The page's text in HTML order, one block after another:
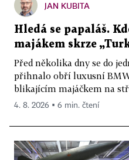
JAN KUBITA
Hledá se papaláš.
majákem skrze
Před několika dny se do
přihnalo obří luxusní
blikajícím majáčkem na
4. 8. 2026 ▪ 6 min. čtení